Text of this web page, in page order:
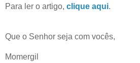
Para ler o artigo, clique aqui.
Que o Senhor seja com vocês,
Momergil